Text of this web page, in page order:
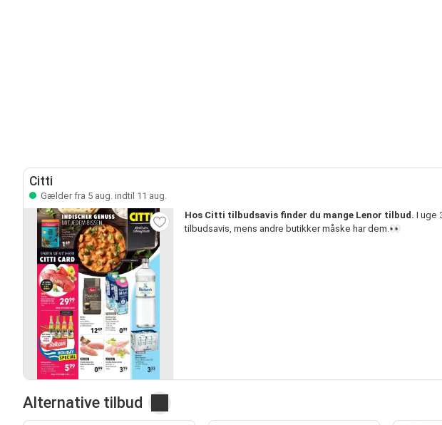
Citti
Gælder fra 5 aug. indtil 11 aug.
Hos Citti tilbudsavis finder du mange Lenor tilbud. I uge
tilbudsavis, mens andre butikker måske har dem.👀
Alternative tilbud